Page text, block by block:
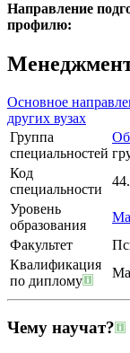
Направление
профилю:
Основное
других вузах
Группа
специальностей
Код
специальности
Уровень
образования
Факультет
Квалификация
по диплому
Чему научат?